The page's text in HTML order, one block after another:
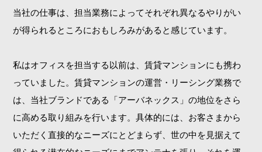
当社の仕事は、担当業務によってそれぞれ異なるやりがい
が得られるところにおもしろみがあると感じています。
私はオフィスを担当する以前は、賃貸マンションにも携わ
っていました。賃貸マンションの運営・リーシング業務で
は、当社ブランドである「アーバネックス」の地位をさら
に高める取り組みを行います。具体的には、お客さまから
いただく直接的なニーズにとどまらず、世の中を見据えて